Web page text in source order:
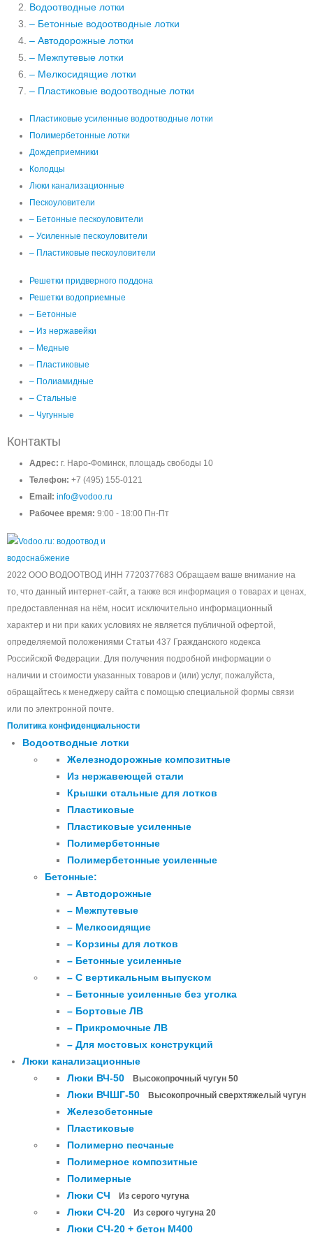
Водоотводные лотки
– Бетонные водоотводные лотки
– Автодорожные лотки
– Межпутевые лотки
– Мелкосидящие лотки
– Пластиковые водоотводные лотки
Пластиковые усиленные водоотводные лотки
Полимербетонные лотки
Дождеприемники
Колодцы
Люки канализационные
Пескоуловители
– Бетонные пескоуловители
– Усиленные пескоуловители
– Пластиковые пескоуловители
Решетки придверного поддона
Решетки водоприемные
– Бетонные
– Из нержавейки
– Медные
– Пластиковые
– Полиамидные
– Стальные
– Чугунные
Контакты
Адрес: г. Наро-Фоминск, площадь свободы 10
Телефон: +7 (495) 155-0121
Email: info@vodoo.ru
Рабочее время: 9:00 - 18:00 Пн-Пт
2022 ООО ВОДООТВОД ИНН 7720377683 Обращаем ваше внимание на
то, что данный интернет-сайт, а также вся информация о товарах и ценах,
предоставленная на нём, носит исключительно информационный
характер и ни при каких условиях не является публичной офертой,
определяемой положениями Статьи 437 Гражданского кодекса
Российской Федерации. Для получения подробной информации о
наличии и стоимости указанных товаров и (или) услуг, пожалуйста,
обращайтесь к менеджеру сайта с помощью специальной формы связи
или по электронной почте.
Политика конфиденциальности
Водоотводные лотки
Железнодорожные композитные
Из нержавеющей стали
Крышки стальные для лотков
Пластиковые
Пластиковые усиленные
Полимербетонные
Полимербетонные усиленные
Бетонные:
– Автодорожные
– Межпутевые
– Мелкосидящие
– Корзины для лотков
– Бетонные усиленные
– С вертикальным выпуском
– Бетонные усиленные без уголка
– Бортовые ЛВ
– Прикромочные ЛВ
– Для мостовых конструкций
Люки канализационные
Люки ВЧ-50
Высокопрочный чугун 50
Люки ВЧШГ-50 Высокопрочный сверхтяжелый чугун
Железобетонные
Пластиковые
Полимерно песчаные
Полимерное композитные
Полимерные
Люки СЧ
Из серого чугуна
Люки СЧ-20 Из серого чугуна 20
Люки СЧ-20 + бетон М400